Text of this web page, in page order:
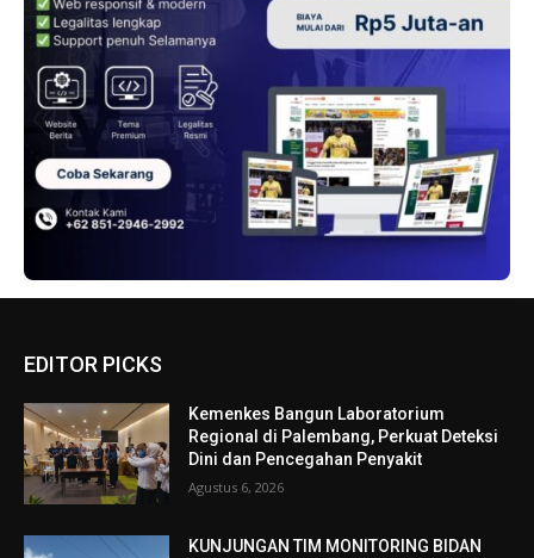
EDITOR PICKS
Kemenkes Bangun Laboratorium
Regional di Palembang, Perkuat Deteksi
Dini dan Pencegahan Penyakit
Agustus 6, 2026
KUNJUNGAN TIM MONITORING BIDAN